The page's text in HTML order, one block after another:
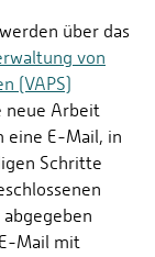
über das
von
(VAPS)
neue Arbeit
eine E-Mail, in
Schritte
Mail mit